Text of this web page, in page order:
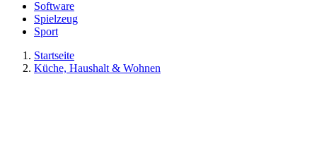
Software
Spielzeug
Sport
Startseite
Küche, Haushalt & Wohnen